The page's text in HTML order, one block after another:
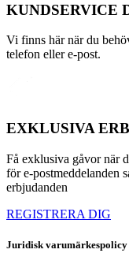
KUNDSERVICE
Vi finns här när du
telefon eller e-post.
EXKLUSIVA
Få exklusiva gåvor när
för e-postmeddelanden
erbjudanden
REGISTRERA DIG
Juridisk varumärkespolicy